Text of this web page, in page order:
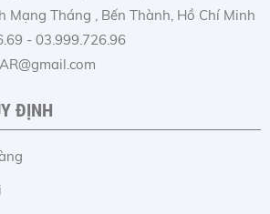
Mạng Tháng , Bến Thành, Hồ Chí Minh
- 03.999.726.96
ĐỊNH